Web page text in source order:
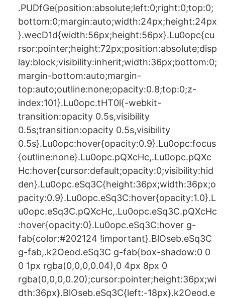
.PUDfGe{position:absolute;left:0;right:0;top:0;
bottom:0;margin:auto;width:24px;height:24px
}.wecD1d{width:56px;height:56px}.Lu0opc{cu
rsor:pointer;height:72px;position:absolute;disp
lay:block;visibility:inherit;width:36px;bottom:0;
margin-bottom:auto;margin-
top:auto;outline:none;opacity:0.8;top:0;z-
index:101}.Lu0opc.tHT0l{-webkit-
transition:opacity 0.5s,visibility
0.5s;transition:opacity 0.5s,visibility
0.5s}.Lu0opc:hover{opacity:0.9}.Lu0opc:focus
{outline:none}.Lu0opc.pQXcHc,.Lu0opc.pQXc
Hc:hover{cursor:default;opacity:0;visibility:hid
den}.Lu0opc.eSq3C{height:36px;width:36px;o
pacity:0.9}.Lu0opc.eSq3C:hover{opacity:1.0}.L
u0opc.eSq3C.pQXcHc,.Lu0opc.eSq3C.pQXcHc
:hover{opacity:0}.Lu0opc.eSq3C:hover g-
fab{color:#202124 !important}.BlOseb.eSq3C
g-fab,.k2Oeod.eSq3C g-fab{box-shadow:0 0
0 1px rgba(0,0,0,0.04),0 4px 8px 0
rgba(0,0,0,0.20);cursor:pointer;height:36px;wi
dth:36px}.BlOseb.eSq3C{left:-18px}.k2Oeod.e